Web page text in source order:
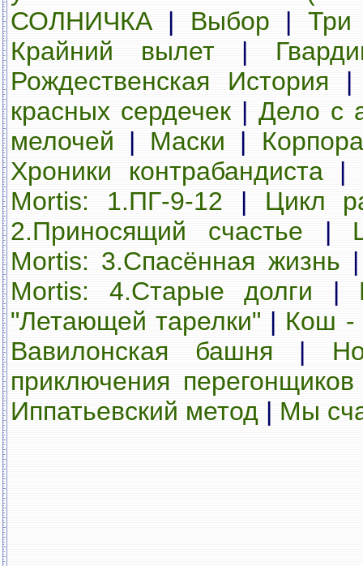
СОЛНИЧКА | Выбор | Три
Крайний вылет|
Рождественская История
красных сердечек | Дело с
мелочей | Маски |
Хроники контрабандиста|
Mortis: 1.ПГ-9-12 | Цикл
2.Приносящий счастье |
Mortis: 3.Спасённая жизнь
Mortis: 4.Cтарые долги |
"Летающей тарелки" | Кош -
Вавилонская башня |
приключения перегонщиков
Иппатьевский метод | Мы